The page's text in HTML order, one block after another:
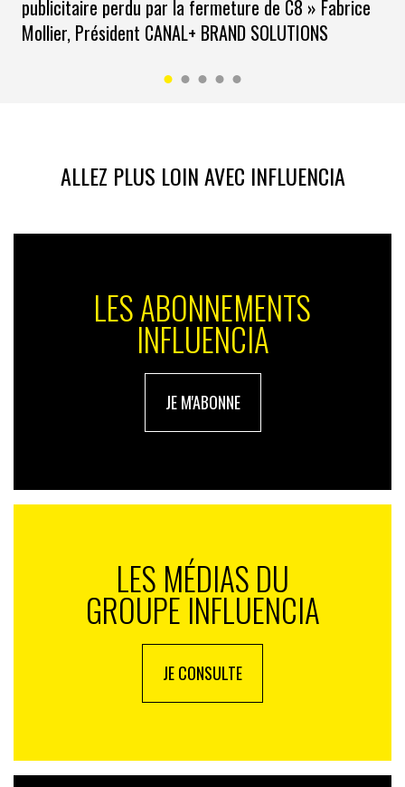
publicitaire perdu par la fermeture de C8 » Fabrice
Mollier, Président CANAL+ BRAND SOLUTIONS
ALLEZ PLUS LOIN AVEC INFLUENCIA
LES ABONNEMENTS
INFLUENCIA
JE M'ABONNE
LES MÉDIAS DU
GROUPE INFLUENCIA
JE CONSULTE